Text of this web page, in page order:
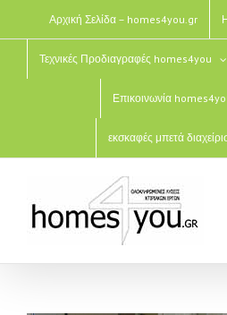
Αρχική Σελίδα – homes4you.gr
Τεχνικές Προδιαγραφές homes4you
Επικοινωνία
εκσκαφές μπετά